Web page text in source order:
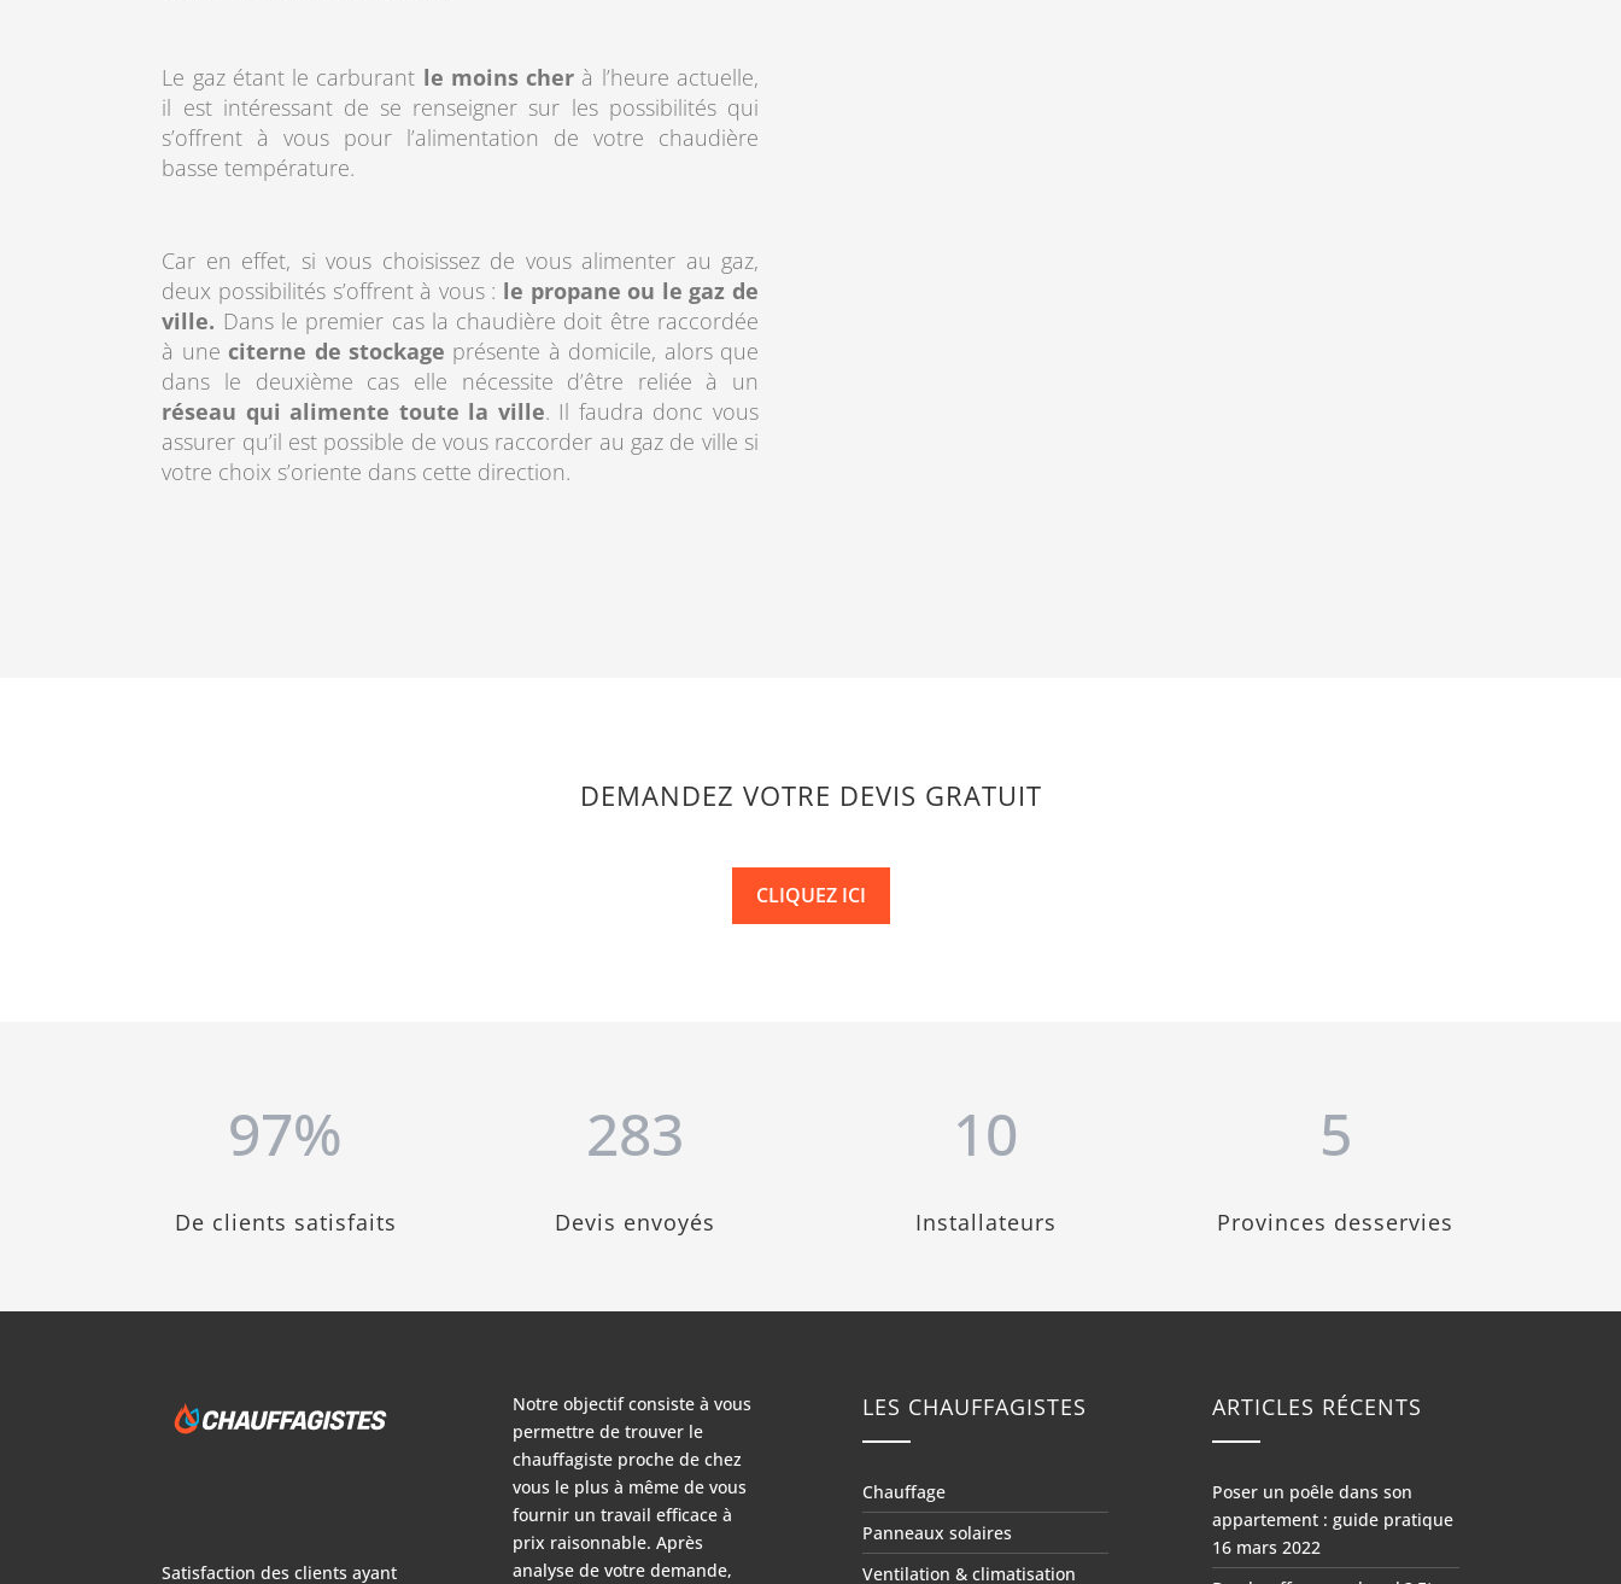
Le gaz étant le carburant le moins cher à l’heure actuelle,
il est intéressant de se renseigner sur les possibilités qui
s’offrent à vous pour l’alimentation de votre chaudière
basse température.
Car en effet, si vous choisissez de vous alimenter au gaz,
deux possibilités s’offrent à vous : le propane ou le gaz de
ville. Dans le premier cas la chaudière doit être raccordée
à une citerne de stockage présente à domicile, alors que
dans le deuxième cas elle nécessite d’être reliée à un
réseau qui alimente toute la ville. Il faudra donc vous
assurer qu’il est possible de vous raccorder au gaz de ville si
votre choix s’oriente dans cette direction.
DEMANDEZ VOTRE DEVIS GRATUIT
CLIQUEZ ICI
97%
De clients satisfaits
283
Devis envoyés
10
Installateurs
5
Provinces desservies
Satisfaction des clients ayant
Notre objectif consiste à vous
permettre de trouver le
chauffagiste proche de chez
vous le plus à même de vous
fournir un travail efficace à
prix raisonnable. Après
analyse de votre demande,
LES CHAUFFAGISTES
Chauffage
Panneaux solaires
Ventilation & climatisation
ARTICLES RÉCENTS
Poser un poêle dans son
appartement : guide pratique
16 mars 2022